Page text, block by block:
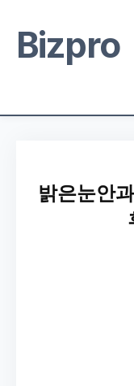
Bizpro
밝은눈안